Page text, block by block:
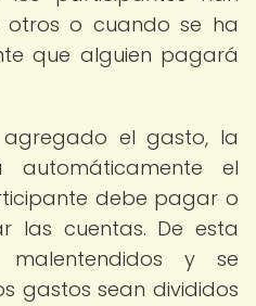
otros o cuando se ha
que alguien pagará
el gasto, la
automáticamente el
debe pagar o
las cuentas. De esta
y se
gastos sean divididos